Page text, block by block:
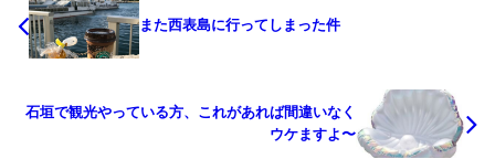
また西表島に行ってしまった件
石垣で観光やっている方、これがあれば間違いなく
ウケますよ〜